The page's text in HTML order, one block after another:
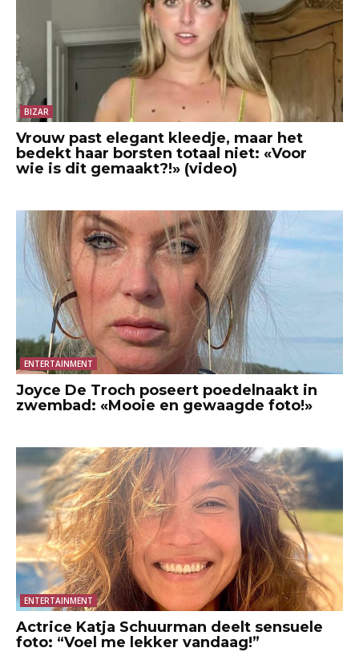
BIZAR
Vrouw past elegant kleedje, maar het
bedekt haar borsten totaal niet: «Voor
wie is dit gemaakt?!» (video)
ENTERTAINMENT
Joyce De Troch poseert poedelnaakt in
zwembad: «Mooie en gewaagde foto!»
ENTERTAINMENT
Actrice Katja Schuurman deelt sensuele
foto: “Voel me lekker vandaag!”